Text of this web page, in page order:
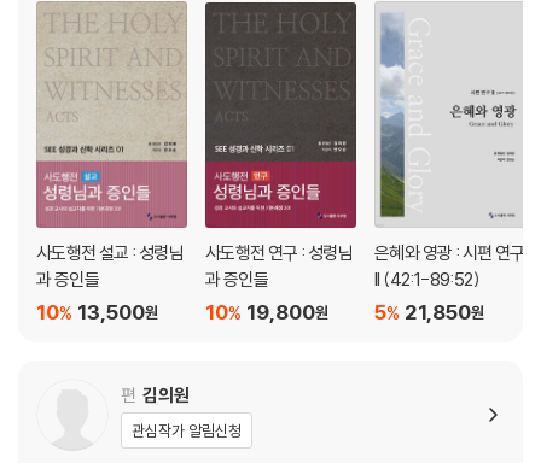
13(13:1-6) 161
나를 생각하사
14(14:1-7) 169
어리석은 사람은
15(15:1-5) 178
누구입니까
16(16:1-11) 186
생명의 길을 보이시리니
17(17:1-15) 197
주님의 얼굴을 뵈오리니
18(18:1-50) 210
나의 힘이신 여호와
20(20:1-9) 247
하나님의 이름을 자랑하리로다
사도행전 설교 : 성령님
과 증인들
13,500원
10%
사도행전 연구 : 성령님
과 증인들
19,800원
10%
은혜와 영광 : 시편 연구
II (42:1-89:52)
21,850원
5%
편 김의원
관심작가 알림신청